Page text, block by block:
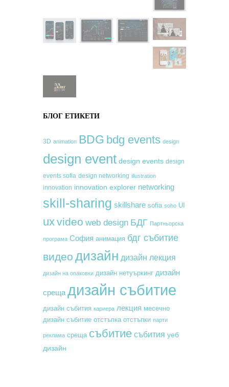
БЛОГ ЕТИКЕТИ
3D animation BDG bdg events design
design event design events design
events sofia design networking illustration
innovation innovation explorer networking
skill-sharing skillshare sofia soho UI
uxvideo web design БДГ Партньорска
програма София анимация бдг събитие
видео дизайн дизайн лекция
дизайн на опаковки дизайн нетуъркинг дизайн
среща дизайн събитие
дизайн събития кариера лекция месечно
дизайн събитие отстъпка отстъпки парти
реклама среща събитие събития уеб
дизайн